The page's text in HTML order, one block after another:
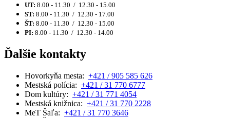
UT: 8.00 - 11.30 / 12.30 - 15.00
ST: 8.00 - 11.30 / 12.30 - 17.00
ŠT: 8.00 - 11.30 / 12.30 - 15.00
PI: 8.00 - 11.30 / 12.30 - 14.00
Ďalšie kontakty
Hovorkyňa mesta: +421 / 905 585 626
Mestská polícia: +421 / 31 770 6777
Dom kultúry: +421 / 31 771 4054
Mestská knižnica: +421 / 31 770 2228
MeT Šaľa: +421 / 31 770 3646